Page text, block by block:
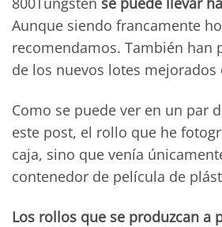
Aunque siendo francamente
recomendamos. También han
de los nuevos lotes mejorados
Como se puede ver en un par
este post, el rollo que he
caja, sino que venía
contenedor de película de
Los rollos que se produzcan a